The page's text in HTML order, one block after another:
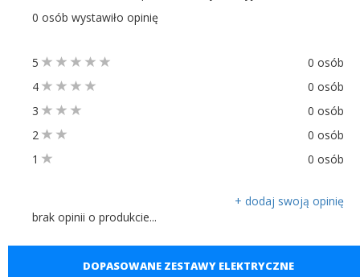
0 osób wystawiło opinię
5
0 osób
4
0 osób
3
0 osób
2
0 osób
1
0 osób
+ dodaj swoją opinię
brak opinii o produkcie...
DOPASOWANE ZESTAWY ELEKTRYCZNE